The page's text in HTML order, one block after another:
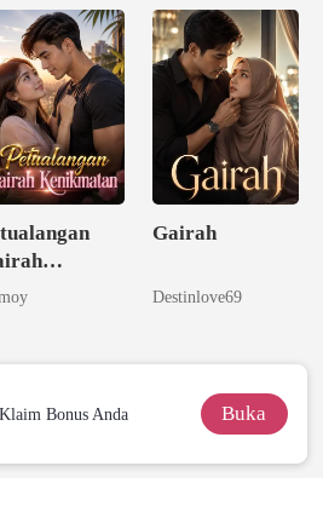
Gairah
Destinlove69
Bonus Anda Buka